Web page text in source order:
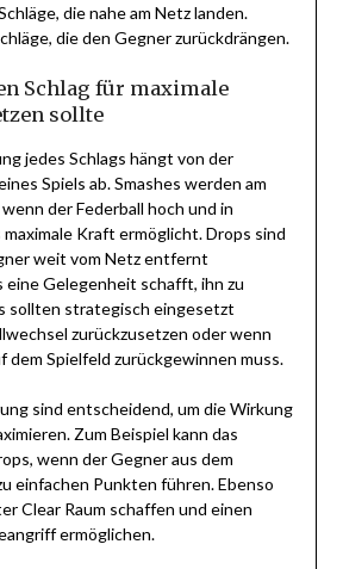
die nahe am Netz landen.
die den Gegner zurückdrängen.
Schlag für maximale
sollte
jedes Schlags hängt von der
Spiels ab. Smashes werden am
der Federball hoch und in
Kraft ermöglicht. Drops sind
weit vom Netz entfernt
Gelegenheit schafft, ihn zu
sollten strategisch eingesetzt
zurückzusetzen oder wenn
dem Spielfeld zurückgewinnen muss.
sind entscheidend, um die Wirkung
Zum Beispiel kann das
wenn der Gegner aus dem
einfachen Punkten führen. Ebenso
Clear Raum schaffen und einen
ermöglichen.